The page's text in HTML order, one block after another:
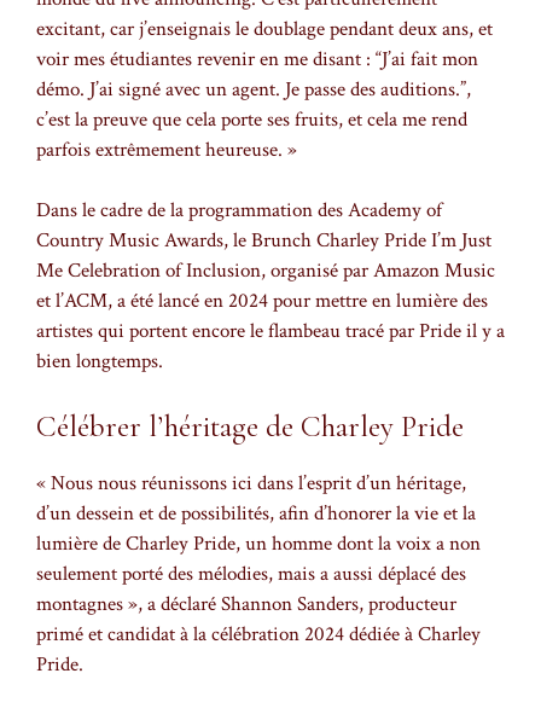
excitant, car j’enseignais le doublage pendant deux ans, et
voir mes étudiantes revenir en me disant : “J’ai fait mon
démo. J’ai signé avec un agent. Je passe des auditions.”,
c’est la preuve que cela porte ses fruits, et cela me rend
parfois extrêmement heureuse. »
Dans le cadre de la programmation des Academy of
Country Music Awards, le Brunch Charley Pride I’m Just
Me Celebration of Inclusion, organisé par Amazon Music
et l’ACM, a été lancé en 2024 pour mettre en lumière des
artistes qui portent encore le flambeau tracé par Pride il y a
bien longtemps.
Célébrer l’héritage de Charley Pride
« Nous nous réunissons ici dans l’esprit d’un héritage,
d’un dessein et de possibilités, afin d’honorer la vie et la
lumière de Charley Pride, un homme dont la voix a non
seulement porté des mélodies, mais a aussi déplacé des
montagnes », a déclaré Shannon Sanders, producteur
primé et candidat à la célébration 2024 dédiée à Charley
Pride.